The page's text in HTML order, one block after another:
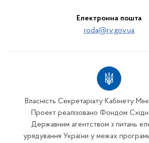
Електронна пошта
roda@rv.gov.ua
Власність Секретаріату Кабінету
Проект реалізовано Фондом
Державним агентством з питань
урядування України у межах